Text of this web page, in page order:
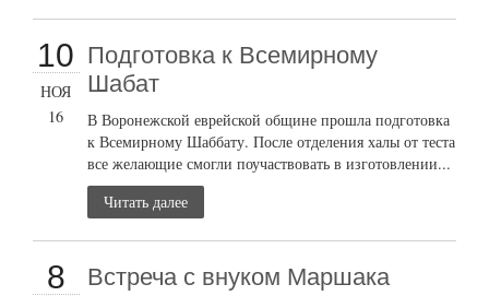
10
НОЯ
16
Подготовка к Всемирному
Шабат
В Воронежской еврейской общине прошла подготовка
к Всемирному Шаббату. После отделения халы от теста
все желающие смогли поучаствовать в изготовлении...
Читать далее
8 Встреча с внуком Маршака